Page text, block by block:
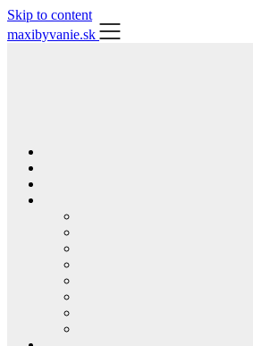
Skip to content
maxibyvanie.sk